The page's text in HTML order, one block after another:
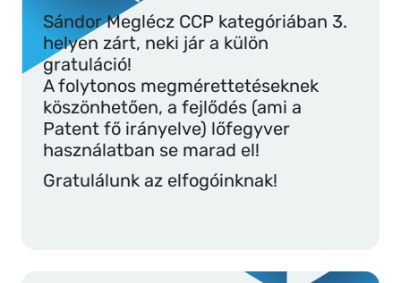
Sándor Meglécz CCP kategóriában 3.
helyen zárt, neki jár a külön
gratuláció!
A folytonos megmérettetéseknek
köszönhetően, a fejlődés (ami a
Patent fő irányelve) lőfegyver
használatban se marad el!
Gratulálunk az elfogóinknak!